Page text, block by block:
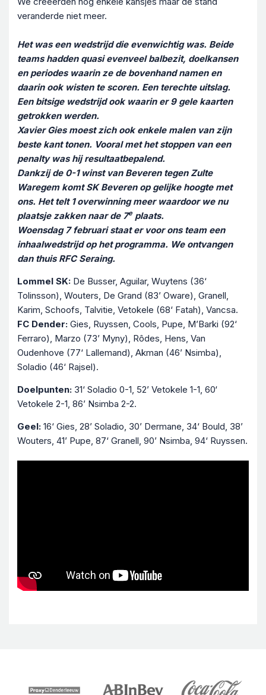
veranderde niet meer.
Het was een wedstrijd die evenwichtig was. Beide
teams hadden quasi evenveel balbezit, doelkansen
en periodes waarin ze de bovenhand namen en
daarin ook wisten te scoren. Een terechte uitslag.
Een bitsige wedstrijd ook waarin er 9 gele kaarten
getrokken werden.
Xavier Gies moest zich ook enkele malen van zijn
beste kant tonen. Vooral met het stoppen van een
penalty was hij resultaatbepalend.
Dankzij de 0-1 winst van Beveren tegen Zulte
Waregem komt SK Beveren op gelijke hoogte met
ons. Het telt 1 overwinning meer waardoor we nu
plaatsje zakken naar de 7eplaats.
Woensdag 7 februari staat er voor ons team een
inhaalwedstrijd op het programma. We ontvangen
dan thuis RFC Seraing.
Lommel SK: De Busser, Aguilar, Wuytens (36‘
Tolinsson), Wouters, De Grand (83’ Oware), Granell,
Karim, Schoofs, Talvitie, Vetokele (68‘ Fatah), Vancsa.
FC Dender: Gies, Ruyssen, Cools, Pupe, M’Barki (92‘
Ferraro), Marzo (73’ Myny), Rôdes, Hens, Van
Oudenhove (77‘ Lallemand), Akman (46’ Nsimba),
Soladio (46‘ Rajsel).
Doelpunten: 31‘ Soladio 0-1, 52’ Vetokele 1-1, 60‘
Vetokele 2-1, 86’ Nsimba 2-2.
Geel: 16‘ Gies, 28’ Soladio, 30’ Dermane, 34‘ Bould, 38’
Wouters, 41’ Pupe, 87‘ Granell, 90’ Nsimba, 94‘ Ruyssen.